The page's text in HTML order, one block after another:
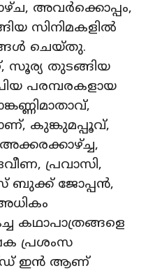
അവര്‍ക്കൊപ്പം,
സിനിമകളില്‍
ചെയ്തു.
സൂര്യ തുടങ്ങിയ
പരമ്പരകളായ
കുങ്കുമപ്പൂവ്,
പ്രവാസി,
ബുക്ക് ജോപ്പന്‍,
കഥാപാത്രങ്ങളെ
പ്രശംസ
ഇന്‍ ആണ്